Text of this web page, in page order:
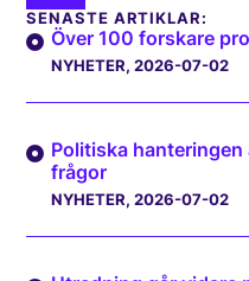
SENASTE ARTIKLAR:
Över 100 forskare
NYHETER, 2026-07-02
Politiska
frågor
NYHETER, 2026-07-02